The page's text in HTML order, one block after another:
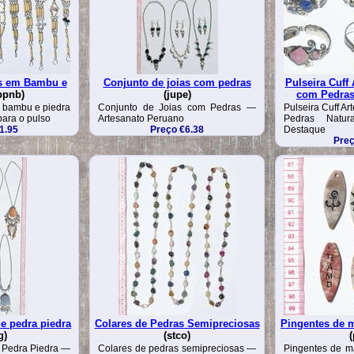
em Bambu e
e piedra
o pulso
Conjunto de joias com pedras
(jupe)
Conjunto de Joias com Pedras —
Artesanato Peruano
Preço €6.38
Pulseira Cuff
com
Pulseira Cuff
Pedras
Destaque
pedra piedra
Pedra Piedra —
Colares de Pedras Semipreciosas
(stco)
Colares de pedras semipreciosas —
Pingentes de
Pingentes de